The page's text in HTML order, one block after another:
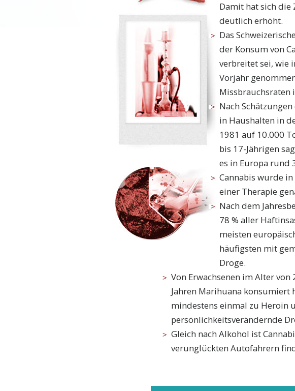
Damit hat sich die
deutlich erhöht.
Das
der Konsum von
verbreitet sei, wie
Vorjahr
Missbrauchsraten
Nach
in Haushalten in
1981 auf 10.000
bis 17-Jährigen
es in Europa rund
Cannabis wurde
einer Therapie
Nach dem
78 % aller
meisten
häufigsten mit
Droge.
Von Erwachsenen im Alter
Jahren Marihuana konsumiert
mindestens einmal zu Heroin
persönlichkeitsverändernde
Gleich nach Alkohol ist
verunglückten Autofahrern